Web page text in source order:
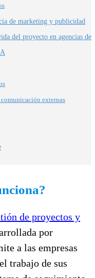
de marketing y publicidad
del proyecto en agencias de
externas
de proyectos y
por
a las empresas
trabajo de sus